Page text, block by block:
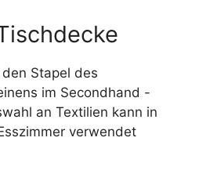
Stapel des
im Secondhand -
an Textilien kann in
verwendet